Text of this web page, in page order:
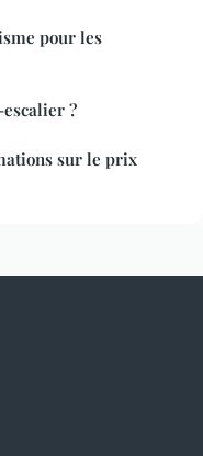
pour les
?
sur le prix